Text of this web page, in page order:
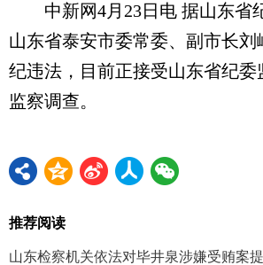
中新网4月23日电 据山东省
山东省泰安市委常委、副市长刘
纪违法，目前正接受山东省纪委
监察调查。
推荐阅读
山东检察机关依法对毕井泉涉嫌受贿案